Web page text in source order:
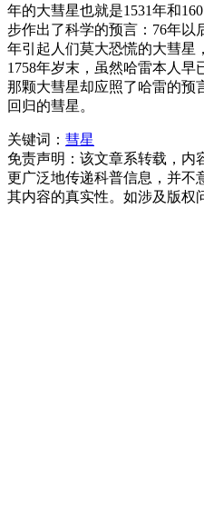
年的大彗星也就是1531年和
步作出了科学的预言：76年以
年引起人们莫大恐慌的大彗星
1758年岁末，虽然哈雷本人早
那颗大彗星却应照了哈雷的预
回归的彗星。
关键词： 彗星
免责声明：该文章系转载，内
更广泛地传递科普信息，并不
其内容的真实性。如涉及版权